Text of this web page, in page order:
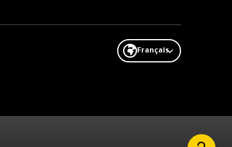
Français